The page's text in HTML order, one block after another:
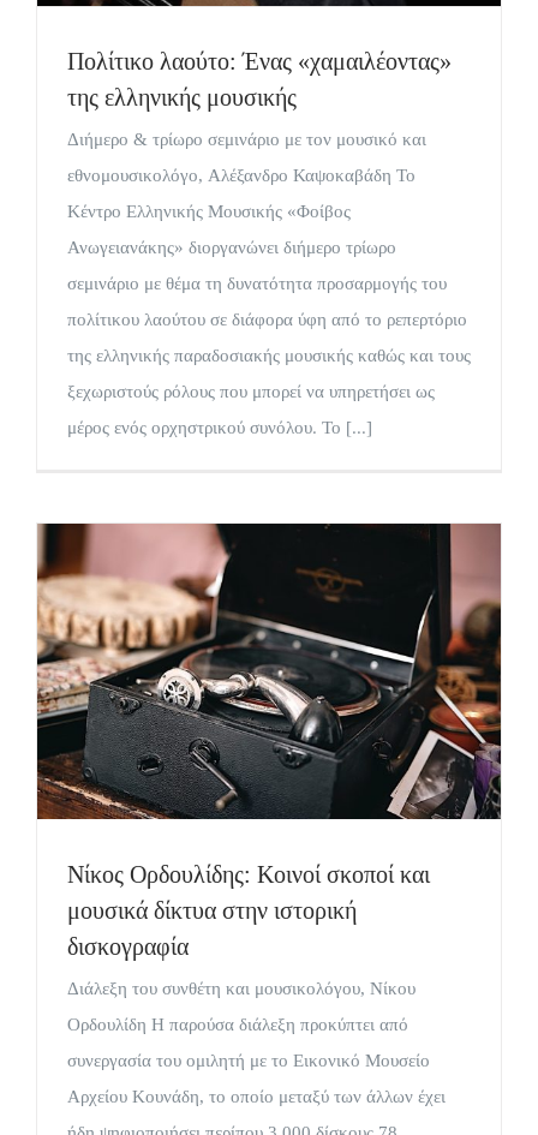
Πολίτικο λαούτο: Ένας «χαμαιλέοντας»
της ελληνικής μουσικής
Διήμερο & τρίωρο σεμινάριο με τον μουσικό και
εθνομουσικολόγο, Αλέξανδρο Καψοκαβάδη Το
Κέντρο Ελληνικής Μουσικής «Φοίβος
Ανωγειανάκης» διοργανώνει διήμερο τρίωρο
σεμινάριο με θέμα τη δυνατότητα προσαρμογής του
πολίτικου λαούτου σε διάφορα ύφη από το ρεπερτόριο
της ελληνικής παραδοσιακής μουσικής καθώς και τους
ξεχωριστούς ρόλους που μπορεί να υπηρετήσει ως
μέρος ενός ορχηστρικού συνόλου. Το [...]
Νίκος Ορδουλίδης: Κοινοί σκοποί και
μουσικά δίκτυα στην ιστορική
δισκογραφία
Διάλεξη του συνθέτη και μουσικολόγου, Νίκου
Ορδουλίδη Η παρούσα διάλεξη προκύπτει από
συνεργασία του ομιλητή με το Εικονικό Μουσείο
Αρχείου Κουνάδη, το οποίο μεταξύ των άλλων έχει